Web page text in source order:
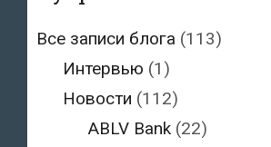
Все записи блога (113)
Интервью (1)
Новости (112)
ABLV Bank (22)